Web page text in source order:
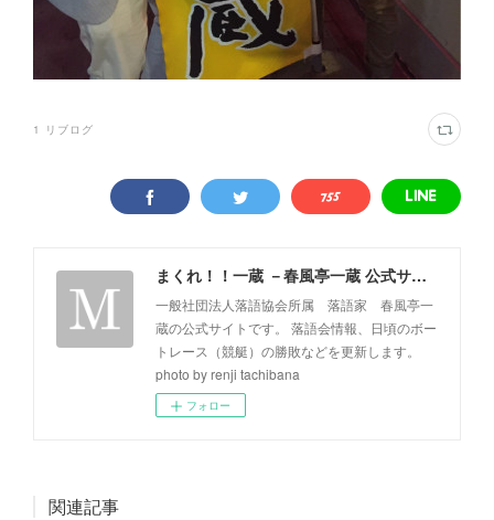
1 リブログ
まくれ！！一蔵 －春風亭一蔵 公式サイト－
一般社団法人落語協会所属 落語家 春風亭一
蔵の公式サイトです。 落語会情報、日頃のボー
トレース（競艇）の勝敗などを更新します。
photo by renji tachibana
フォロー
関連記事